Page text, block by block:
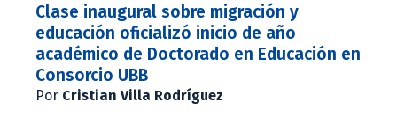
Clase inaugural sobre migración y
educación oficializó inicio de año
académico de Doctorado en Educación en
Consorcio UBB
Por Cristian Villa Rodríguez